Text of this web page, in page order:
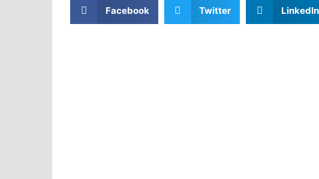
Facebook Twitter LinkedIn